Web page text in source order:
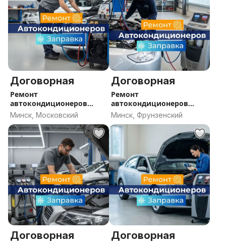
Договорная
Ремонт
автокондиционеров
Минск, заправка
кондиционера Минск,
СТО кондиционеры
Минск
Минск, Московский
Договорная
Ремонт
автокондиционеров
Минск, заправка
кондиционера Минск,
СТО кондиционеры
Минск
Минск, Фрунзенский
Договорная Договорная